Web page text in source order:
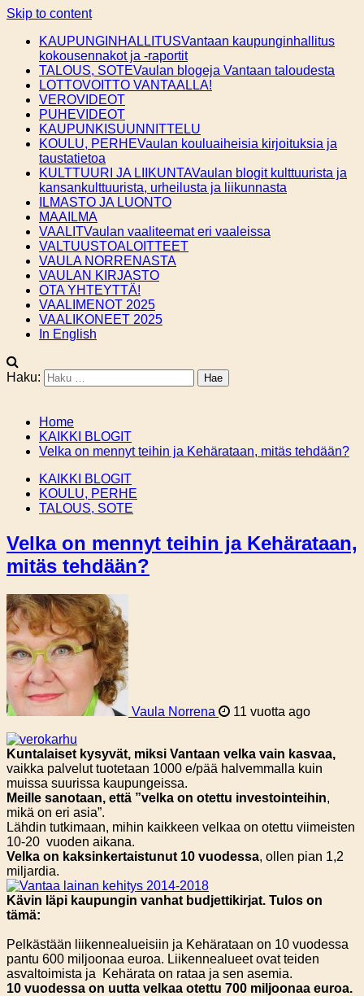
Skip to content
KAUPUNGINHALLITUSVantaan kaupunginhallitus
kokousennakot ja -raportit
TALOUS, SOTEVaulan blogeja Vantaan taloudesta
LOTTOVOITTO VANTAALLA!
VEROVIDEOT
PUHEVIDEOT
KAUPUNKISUUNNITTELU
KOULU, PERHEVaulan kouluaiheisia kirjoituksia ja
taustatietoa
KULTTUURI JA LIIKUNTAVaulan blogit kulttuurista ja
kansankulttuurista, urheilusta ja liikunnasta
ILMASTO JA LUONTO
MAAILMA
VAALITVaulan vaaliteemat eri vaaleissa
VALTUUSTOALOITTEET
VAULA NORRENASTA
VAULAN KIRJASTO
OTA YHTEYTTÄ!
VAALIMENOT 2025
VAALIKONEET 2025
In English
Haku:
Home
KAIKKI BLOGIT
Velka on mennyt teihin ja Kehärataan, mitäs tehdään?
KAIKKI BLOGIT
KOULU, PERHE
TALOUS, SOTE
Velka on mennyt teihin ja Kehärataan,
mitäs tehdään?
Vaula Norrena 11 vuotta ago
Kuntalaiset kysyvät, miksi Vantaan velka vain kasvaa,
vaikka palvelut tuotetaan 1000 e/pää halvemmalla kuin
muissa suurissa kaupungeissa.
Meille sanotaan, että ”velka on otettu investointeihin,
mikä on eri asia”.
Lähdin tutkimaan, mihin kaikkeen velkaa on otettu viimeisten
10-20 vuoden aikana.
Velka on kaksinkertaistunut 10 vuodessa, ollen pian 1,2
miljardia.
Kävin läpi kaupungin vanhat budjettikirjat. Tulos on
tämä:
Pelkästään liikennealueisiin ja Kehärataan on 10 vuodessa
pantu 600 miljoonaa euroa. Liikennealueet ovat teiden
asvaltoimista ja Kehärata on rataa ja sen asemia.
10 vuodessa on uutta velkaa otettu 700 miljoonaa euroa.